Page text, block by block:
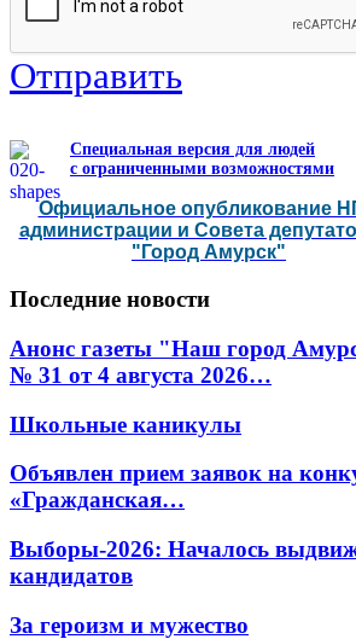
Отправить
Специальная версия для людей
с ограниченными возможностями
Официальное опубликование
администрации и Совета
"Город Амурск"
Последние новости
Анонс газеты "Наш город
№ 31 от 4 августа 2026…
Школьные каникулы
Объявлен прием заявок на
«Гражданская…
Выборы-2026: Началось
кандидатов
За героизм и мужество